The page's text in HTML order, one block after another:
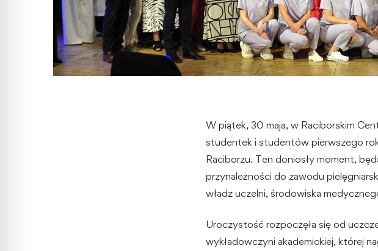
W piątek, 30 maja, w Raciborskim
studentek i studentów pierwszego
Raciborzu. Ten doniosły moment,
przynależności do zawodu
władz uczelni, środowiska
Uroczystość rozpoczęła się od
wykładowczyni akademickiej, której